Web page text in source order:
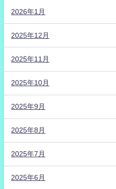
2026年1月
2025年12月
2025年11月
2025年10月
2025年9月
2025年8月
2025年7月
2025年6月